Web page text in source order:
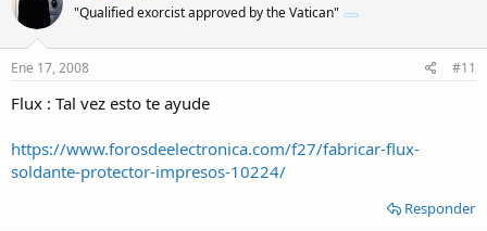
"Qualified exorcist approved by the Vatican"
Ene 17, 2008 #11
Flux : Tal vez esto te ayude
https://www.forosdeelectronica.com/f27/fabricar-flux-
soldante-protector-impresos-10224/
Responder